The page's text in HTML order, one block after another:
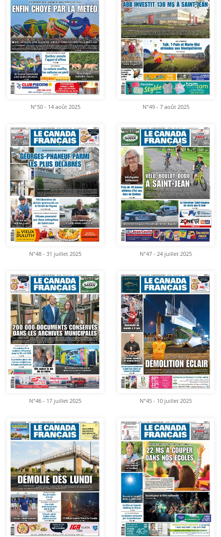
N°50 - 14 août 2025 N°49 - 7 août 2025
N°48 - 31 juillet 2025 N°47 - 24 juillet 2025
N°46 - 17 juillet 2025 N°45 - 10 juillet 2025